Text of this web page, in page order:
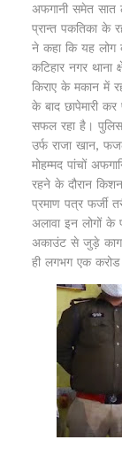
अफगानी समेत सात
प्रान्त पकतिका के
ने कहा कि यह लोग
कटिहार नगर थाना
किराए के मकान में
के बाद छापेमारी
सफल रहा है। पुलिस
उर्फ राजा खान,
मोहम्मद पांचों
रहने के दौरान
प्रमाण पत्र फर्जी
अलावा इन लोगों
अकाउंट से जुड़े
ही लगभग एक